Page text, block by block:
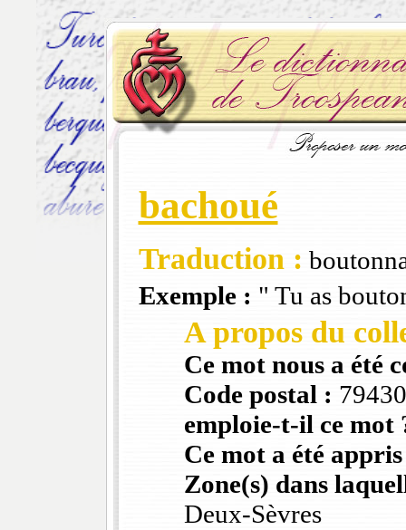
bachoué
Traduction :
Exemple : " Tu as
A propos du
Ce mot nous a été
Code postal :
emploie-t-il ce mot
Ce mot a été
Zone(s) dans
Deux-Sèvres